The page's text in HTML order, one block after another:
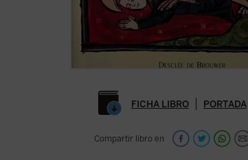
FICHA LIBRO PORTADA
Compartir libro en